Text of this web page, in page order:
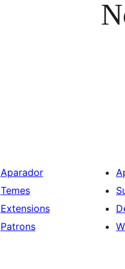
Aparador
Temes
Extensions
Patrons